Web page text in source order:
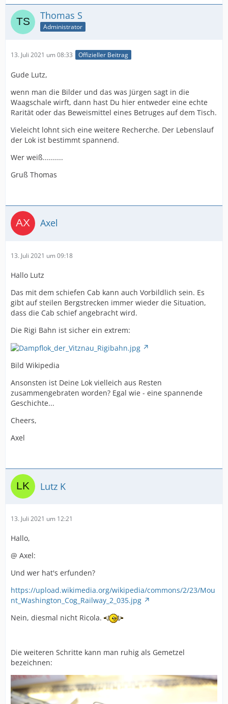
Thomas S
Administrator
13. Juli 2021 um 08:33 Offizieller Beitrag
Gude Lutz,
wenn man die Bilder und das was Jürgen sagt in die
Waagschale wirft, dann hast Du hier entweder eine echte
Rarität oder das Beweismittel eines Betruges auf dem Tisch.
Vieleicht lohnt sich eine weitere Recherche. Der Lebenslauf
der Lok ist bestimmt spannend.
Wer weiß..........
Gruß Thomas
Axel
13. Juli 2021 um 09:18
Hallo Lutz
Das mit dem schiefen Cab kann auch Vorbildlich sein. Es
gibt auf steilen Bergstrecken immer wieder die Situation,
dass die Cab schief angebracht wird.
Die Rigi Bahn ist sicher ein extrem:
Bild Wikipedia
Ansonsten ist Deine Lok vielleich aus Resten
zusammengebraten worden? Egal wie - eine spannende
Geschichte...
Cheers,
Axel
Lutz K
13. Juli 2021 um 12:21
Hallo,
@ Axel:
Und wer hat's erfunden?
https://upload.wikimedia.org/wikipedia/commons/2/23/Mou
nt_Washington_Cog_Railway_2_035.jpg
Nein, diesmal nicht Ricola.
Die weiteren Schritte kann man ruhig als Gemetzel
bezeichnen: